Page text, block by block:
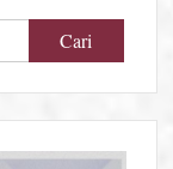
Cari
untuk: